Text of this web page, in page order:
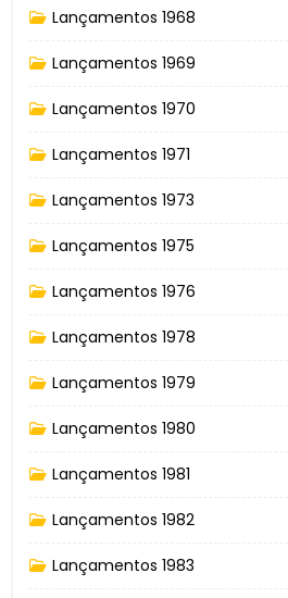
Lançamentos 1968
Lançamentos 1969
Lançamentos 1970
Lançamentos 1971
Lançamentos 1973
Lançamentos 1975
Lançamentos 1976
Lançamentos 1978
Lançamentos 1979
Lançamentos 1980
Lançamentos 1981
Lançamentos 1982
Lançamentos 1983